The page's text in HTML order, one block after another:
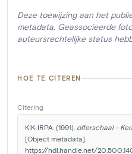
Deze toewijzing aan het
metadata. Geassocieerde
auteursrechtelijke status
HOE TE CITEREN
Citering
KIK-IRPA. (1991). offerschaal -
[Object metadata].
https://hdl.handle.net/